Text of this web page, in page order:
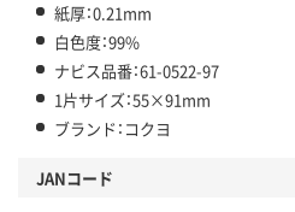
紙厚：0.21mm
白色度：99%
ナビス品番：61-0522-97
1片サイズ：55×91mm
ブランド：コクヨ
JANコード